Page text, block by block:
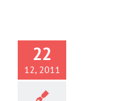
22
12, 2011